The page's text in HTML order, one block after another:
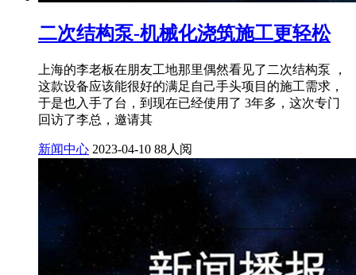
二次结构泵-机械化浇筑施工更轻松
上海的李老板在朋友工地那里偶然看见了二次结构泵 ，
这款设备应该能很好的满足自己手头项目的施工需求，
于是也入手了台，到现在已经使用了 3年多，这次专门
回访了李总，邀请其
新闻中心 2023-04-10 88人阅